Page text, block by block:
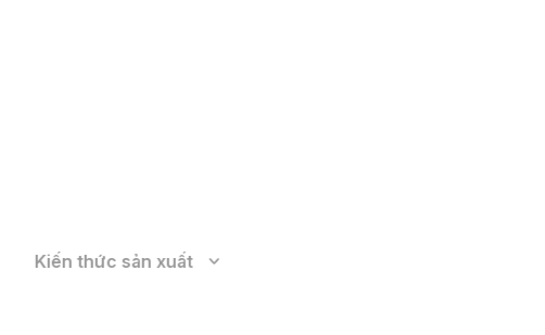
Kiến thức sản xuất